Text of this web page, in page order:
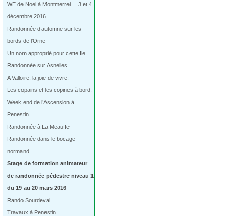
WE de Noel à Montmerrei.... 3 et 4
décembre 2016.
Randonnée d’automne sur les
bords de l’Orne
Un nom approprié pour cette Ile
Randonnée sur Asnelles
A Valloire, la joie de vivre.
Les copains et les copines à bord.
Week end de l’Ascension à
Penestin
Randonnée à La Meauffe
Randonnée dans le bocage
normand
Stage de formation animateur
de randonnée pédestre niveau 1
du 19 au 20 mars 2016
Rando Sourdeval
Travaux à Penestin